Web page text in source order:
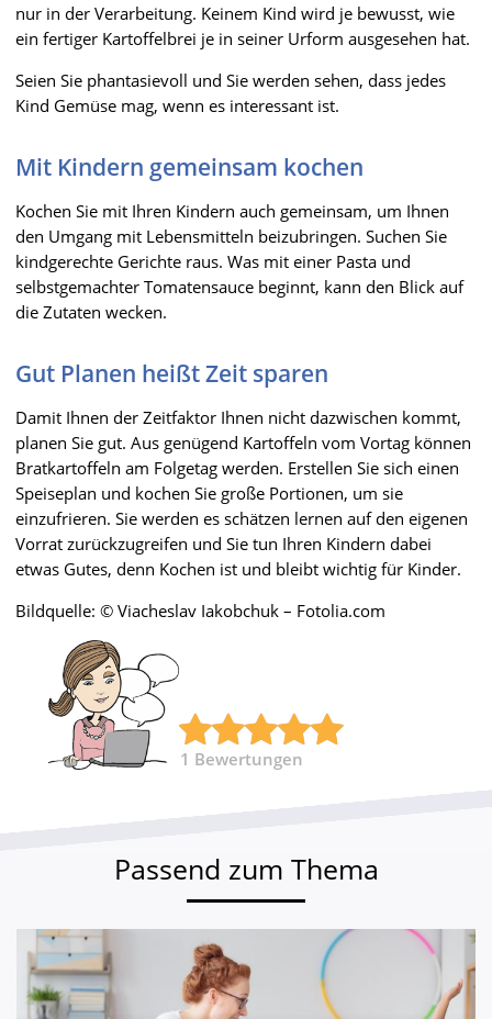
nur in der Verarbeitung. Keinem Kind wird je bewusst, wie
ein fertiger Kartoffelbrei je in seiner Urform ausgesehen hat.
Seien Sie phantasievoll und Sie werden sehen, dass jedes
Kind Gemüse mag, wenn es interessant ist.
Mit Kindern gemeinsam kochen
Kochen Sie mit Ihren Kindern auch gemeinsam, um Ihnen
den Umgang mit Lebensmitteln beizubringen. Suchen Sie
kindgerechte Gerichte raus. Was mit einer Pasta und
selbstgemachter Tomatensauce beginnt, kann den Blick auf
die Zutaten wecken.
Gut Planen heißt Zeit sparen
Damit Ihnen der Zeitfaktor Ihnen nicht dazwischen kommt,
planen Sie gut. Aus genügend Kartoffeln vom Vortag können
Bratkartoffeln am Folgetag werden. Erstellen Sie sich einen
Speiseplan und kochen Sie große Portionen, um sie
einzufrieren. Sie werden es schätzen lernen auf den eigenen
Vorrat zurückzugreifen und Sie tun Ihren Kindern dabei
etwas Gutes, denn Kochen ist und bleibt wichtig für Kinder.
Bildquelle: © Viacheslav Iakobchuk – Fotolia.com
1 Bewertungen
Passend zum Thema